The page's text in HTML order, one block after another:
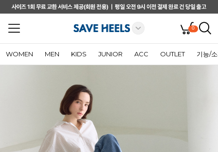
0
WOMEN MEN KIDS JUNIOR ACC OUTLET 기능/